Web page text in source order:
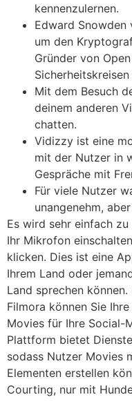
kennenzulernen.
Edward Snowden
um den
Gründer von
Mit dem Besuch
deinem anderen
chatten.
Vidizzy ist eine
mit der Nutzer in
Gespräche mit
Für viele Nutzer
unangenehm,
Es wird sehr einfach
Ihr Mikrofon
klicken. Dies ist eine
Ihrem Land oder
Land sprechen
Filmora können Sie
Movies für Ihre Social-
Plattform bietet
sodass Nutzer Movies
Elementen erstellen
Courting, nur mit